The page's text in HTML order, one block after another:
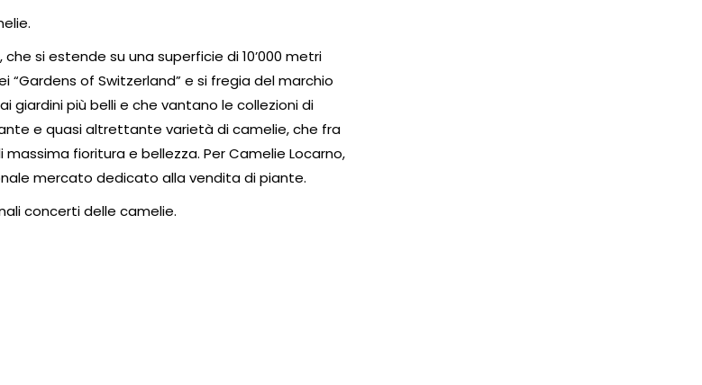
si estende su una superficie di 10’000 metri
of Switzerland” e si fregia del marchio
giardini più belli e che vantano le collezioni di
e quasi altrettante varietà di camelie, che fra
fioritura e bellezza. Per Camelie Locarno,
mercato dedicato alla vendita di piante.
concerti delle camelie.